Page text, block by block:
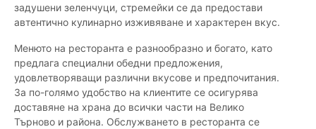
задушени зеленчуци, стремейки се да предостави
автентично кулинарно изживяване и характерен вкус.
Менюто на ресторанта е разнообразно и богато, като
предлага специални обедни предложения,
удовлетворяващи различни вкусове и предпочитания.
За по-голямо удобство на клиентите се осигурява
доставяне на храна до всички части на Велико
Търново и района. Обслужването в ресторанта се